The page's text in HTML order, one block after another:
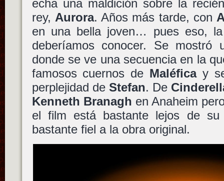
echa una maldición sobre la
rey, Aurora. Años más tarde, con
en una bella joven… pues eso,
deberíamos conocer. Se mostró
donde se ve una secuencia en la
famosos cuernos de Maléficay
perplejidad de Stefan. De
Kenneth Branagh en Anaheim
el film está bastante lejos de
bastante fiel a la obra original.